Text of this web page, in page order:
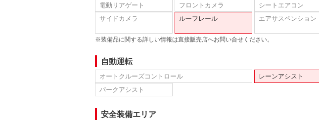
電動リアゲート
フロントカメラ シートエアコン
サイドカメラ
ルーフレール エアサスペンション
※装備品に関する詳しい情報は直接販売店へお問い合せください。
自動運転
オートクルーズコントロール レーンアシスト
パークアシスト
安全装備エリア